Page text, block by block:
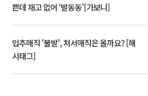
쁜데 재고 없어 ‘발동동’[가보니]
입추매직 '불발', 처서매직은 올까요? [해
시태그]